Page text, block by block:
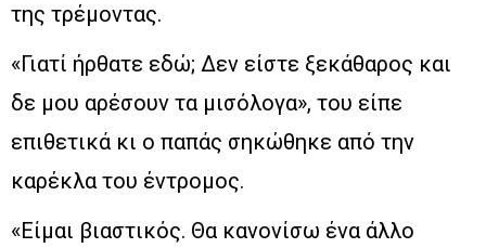
της τρέμοντας.
«Γιατί ήρθατε εδώ; Δεν είστε ξεκάθαρος και
δε μου αρέσουν τα μισόλογα», του είπε
επιθετικά κι ο παπάς σηκώθηκε από την
καρέκλα του έντρομος.
«Είμαι βιαστικός. Θα κανονίσω ένα άλλο